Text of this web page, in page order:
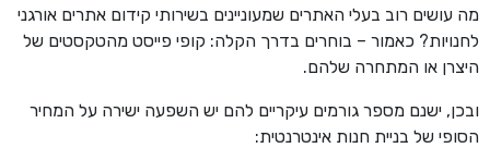
מה עושים רוב בעלי האתרים שמעוניינים בשירותי קידום אתרים אורגני
לחנויות? כאמור – בוחרים בדרך הקלה: קופי פייסט מהטקסטים של
היצרן או המתחרה שלהם.
ובכן, ישנם מספר גורמים עיקריים להם יש השפעה ישירה על המחיר
הסופי של בניית חנות אינטרנטית: